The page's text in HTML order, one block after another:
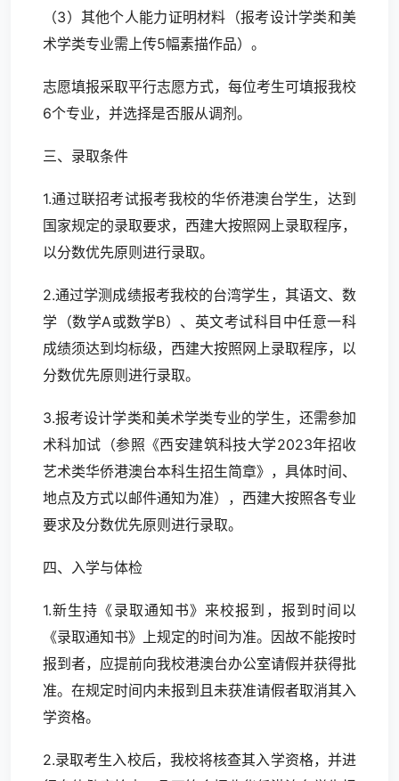
（3）其他个人能力证明材料（报考设计学类和美
术学类专业需上传5幅素描作品）。
志愿填报采取平行志愿方式，每位考生可填报我校
6个专业，并选择是否服从调剂。
三、录取条件
1.通过联招考试报考我校的华侨港澳台学生，达到
国家规定的录取要求，西建大按照网上录取程序，
以分数优先原则进行录取。
2.通过学测成绩报考我校的台湾学生，其语文、数
学（数学A或数学B）、英文考试科目中任意一科
成绩须达到均标级，西建大按照网上录取程序，以
分数优先原则进行录取。
3.报考设计学类和美术学类专业的学生，还需参加
术科加试（参照《西安建筑科技大学2023年招收
艺术类华侨港澳台本科生招生简章》，具体时间、
地点及方式以邮件通知为准），西建大按照各专业
要求及分数优先原则进行录取。
四、入学与体检
1.新生持《录取通知书》来校报到，报到时间以
《录取通知书》上规定的时间为准。因故不能按时
报到者，应提前向我校港澳台办公室请假并获得批
准。在规定时间内未报到且未获准请假者取消其入
学资格。
2.录取考生入校后，我校将核查其入学资格，并进